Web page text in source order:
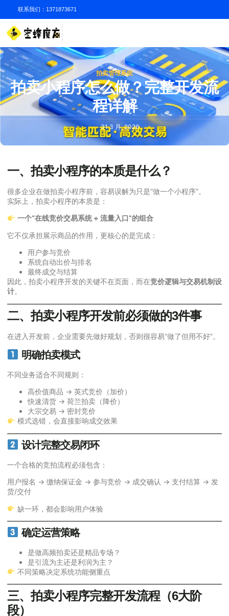
联系我们：1371873671
拍卖管理系统
拍卖小程序怎么做？完整开发流
程详解
31 3 月, 2026
一、拍卖小程序的本质是什么？
很多企业在做拍卖小程序前，容易误解为只是“做一个小程序”。
实际上，拍卖小程序的本质是：
一个“在线竞价交易系统 + 流量入口”的组合
它不仅承担展示商品的作用，更核心的是完成：
用户参与竞价
系统自动出价与排名
最终成交与结算
因此，拍卖小程序开发的关键不在页面，而在竞价逻辑与交易机制设
计。
二、拍卖小程序开发前必须做的3件事
在进入开发前，企业需要先做好规划，否则很容易“做了但用不好”。
明确拍卖模式
不同业务适合不同规则：
高价值商品 → 英式竞价（加价）
快速清货 → 荷兰拍卖（降价）
大宗交易 → 密封竞价
模式选错，会直接影响成交效果
设计完整交易闭环
一个合格的竞拍流程必须包含：
用户报名 → 缴纳保证金 → 参与竞价 → 成交确认 → 支付结算 → 发
货/交付
缺一环，都会影响用户体验
确定运营策略
是做高频拍卖还是精品专场？
是引流为主还是利润为主？
不同策略决定系统功能侧重点
三、拍卖小程序完整开发流程（6大阶
段）